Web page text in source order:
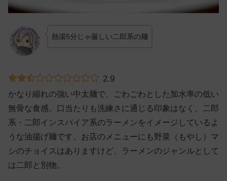
熱湯5分じゃ厳しい二郎系の麺
2.9
かなり縮れの強い中太麺で、ごわごわとした加水率の低い
無骨な食感。口当たりも洗練さに通じる印象はなく、二郎
系・二郎インスパイア系のラーメンをイメージしているよ
うな油揚げ麺です。お店のメニューにも野菜（もやし）マ
シのチョイスはありますけど、ラーメンのジャンルとして
は二郎と別物。